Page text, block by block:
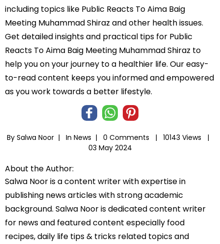
including topics like Public Reacts To Aima Baig
Meeting Muhammad Shiraz and other health issues.
Get detailed insights and practical tips for Public
Reacts To Aima Baig Meeting Muhammad Shiraz to
help you on your journey to a healthier life. Our easy-
to-read content keeps you informed and empowered
as you work towards a better lifestyle.
By Salwa Noor | In News | 0 Comments |
10143 Views |
03 May 2024
About the Author:
Salwa Noor is a content writer with expertise in
publishing news articles with strong academic
background. Salwa Noor is dedicated content writer
for news and featured content especially food
recipes, daily life tips & tricks related topics and